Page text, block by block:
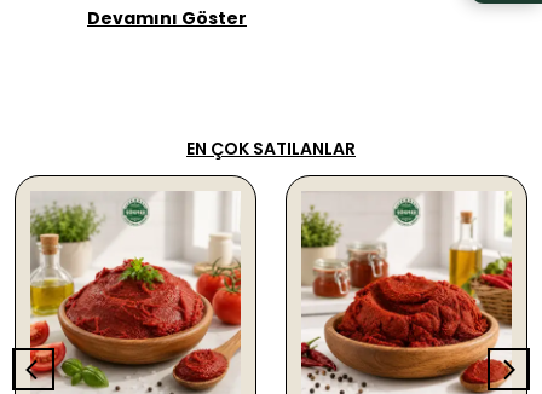
Devamını Göster
EN ÇOK SATILANLAR